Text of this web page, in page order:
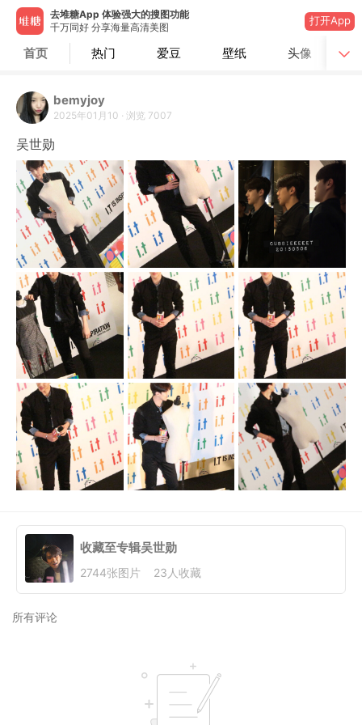
去堆糖App 体验强大的搜图功能
千万同好 分享海量高清美图
打开App
首页 热门 爱豆 壁纸 头像
bemyjoy
2025年01月10 · 浏览 7007
吴世勋
收藏至专辑吴世勋
2744张图片 23 人收藏
所有评论